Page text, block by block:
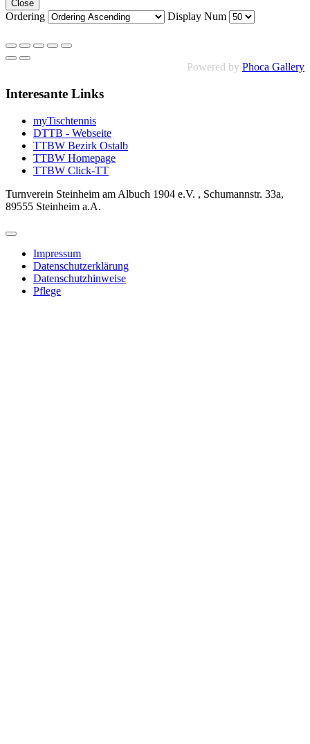
Close
Ordering Display Num
Powered by Phoca Gallery
Interesante Links
myTischtennis
DTTB - Webseite
TTBW Bezirk Ostalb
TTBW Homepage
TTBW Click-TT
Turnverein Steinheim am Albuch 1904 e.V. , Schumannstr. 33a,
89555 Steinheim a.A.
Impressum
Datenschutzerklärung
Datenschutzhinweise
Pflege